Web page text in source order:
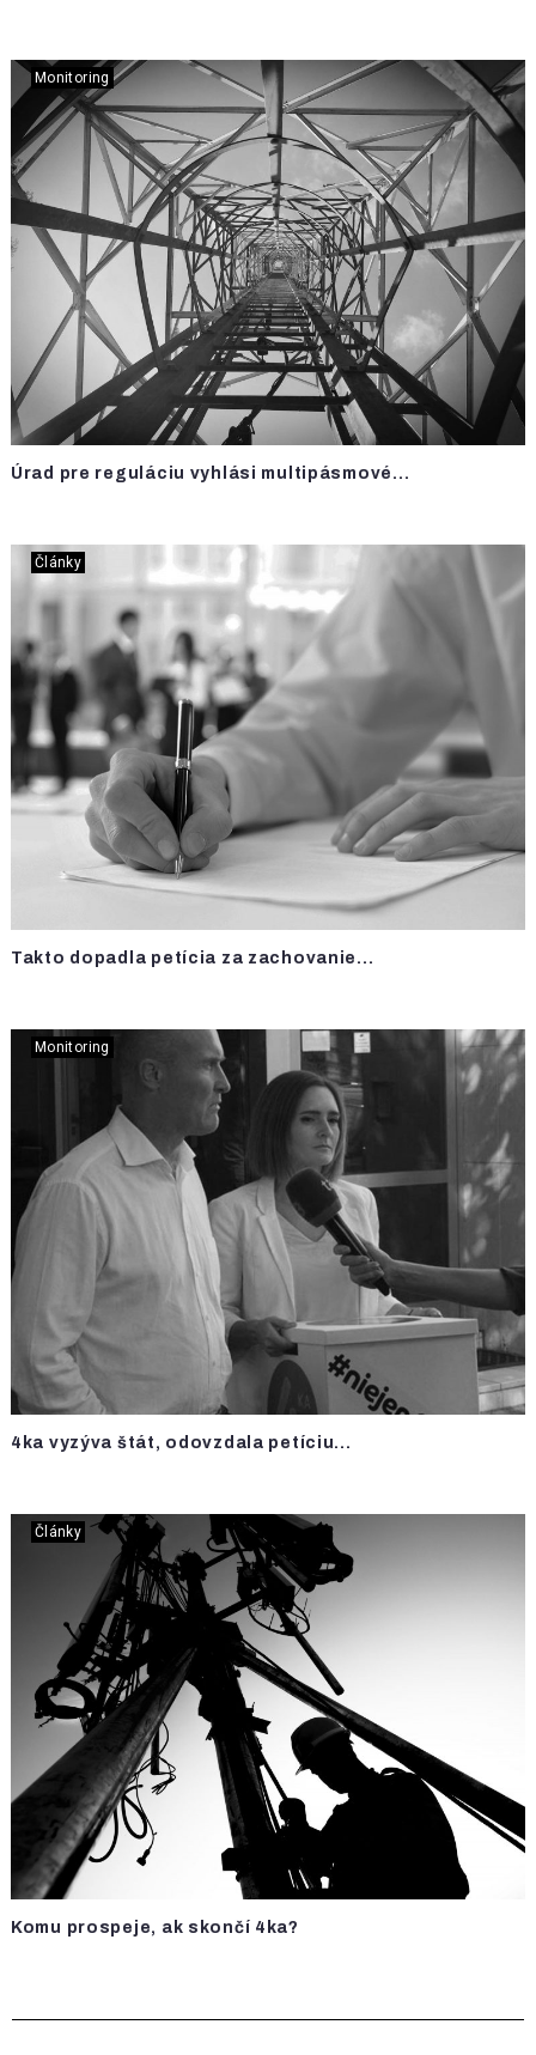
Monitoring
Úrad pre reguláciu vyhlási multipásmové...
Články
Takto dopadla petícia za zachovanie...
Monitoring
4ka vyzýva štát, odovzdala petíciu...
Články
Komu prospeje, ak skončí 4ka?